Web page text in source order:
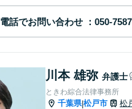
電話でお問い合わせ
川本 雄弥 弁護士
ときわ綜合法律事務所
千葉県|松戸市 松